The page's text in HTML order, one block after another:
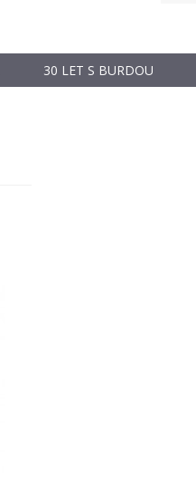
30 LET S BURDOU